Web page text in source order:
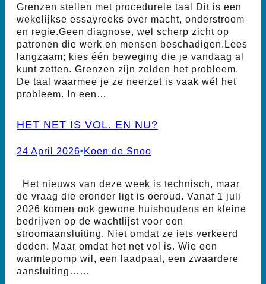
Grenzen stellen met procedurele taal Dit is een
wekelijkse essayreeks over macht, onderstroom
en regie.Geen diagnose, wel scherp zicht op
patronen die werk en mensen beschadigen.Lees
langzaam; kies één beweging die je vandaag al
kunt zetten. Grenzen zijn zelden het probleem.
De taal waarmee je ze neerzet is vaak wél het
probleem. In een…
HET NET IS VOL. EN NU?
24 April 2026•Koen de Snoo
Het nieuws van deze week is technisch, maar
de vraag die eronder ligt is oeroud. Vanaf 1 juli
2026 komen ook gewone huishoudens en kleine
bedrijven op de wachtlijst voor een
stroomaansluiting. Niet omdat ze iets verkeerd
deden. Maar omdat het net vol is. Wie een
warmtepomp wil, een laadpaal, een zwaardere
aansluiting……